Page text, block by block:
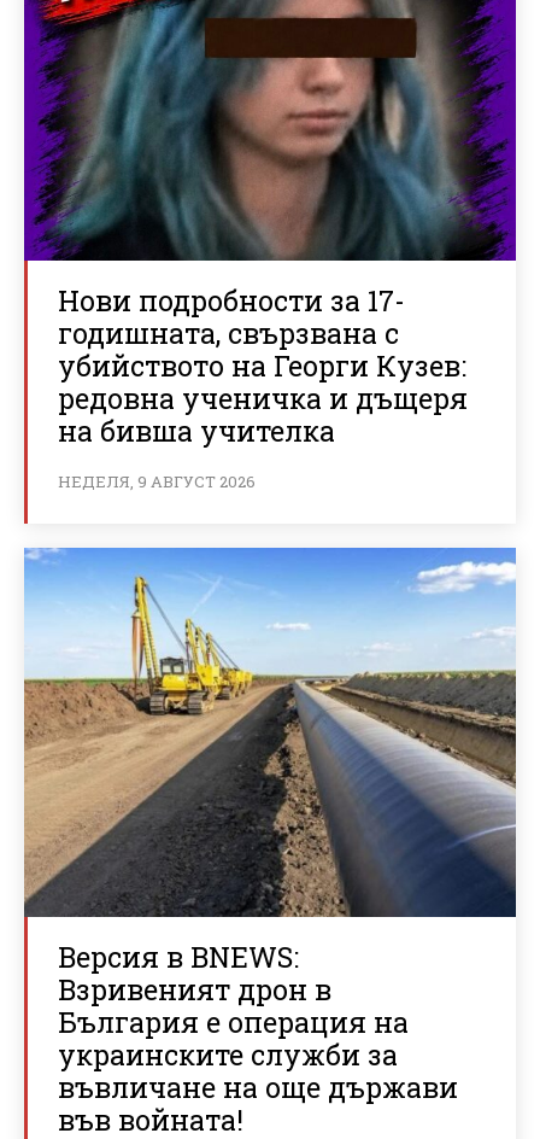
Нови подробности за 17-
годишната, свързвана с
убийството на Георги Кузев:
редовна ученичка и дъщеря
на бивша учителка
НЕДЕЛЯ, 9 АВГУСТ 2026
Версия в BNEWS:
Взривеният дрон в
България е операция на
украинските служби за
въвличане на още държави
във войната!